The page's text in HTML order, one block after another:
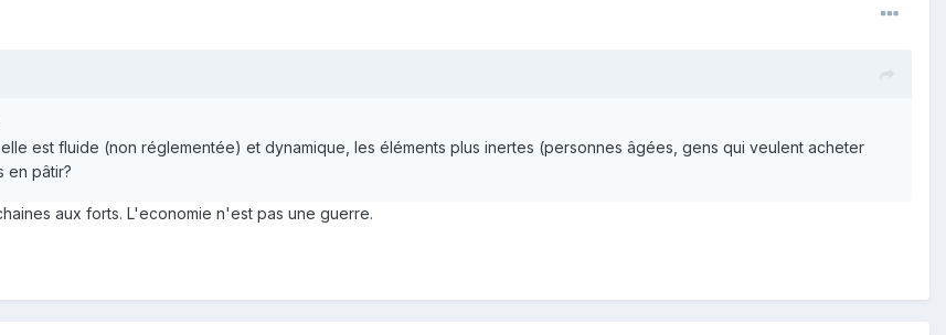
est fluide (non réglementée) et dynamique, les éléments plus inertes (personnes âgées, gens qui veulent acheter
en pâtir?
aux forts. L'economie n'est pas une guerre.